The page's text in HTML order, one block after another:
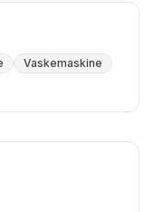
Vaskemaskine